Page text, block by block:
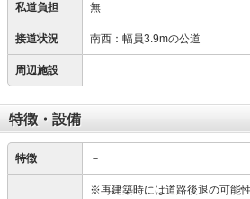
私道負担 無
接道状況 南西：幅員3.9mの公道
周辺施設
特徴・設備
特徴 －
※再建築時には道路後退の可能性